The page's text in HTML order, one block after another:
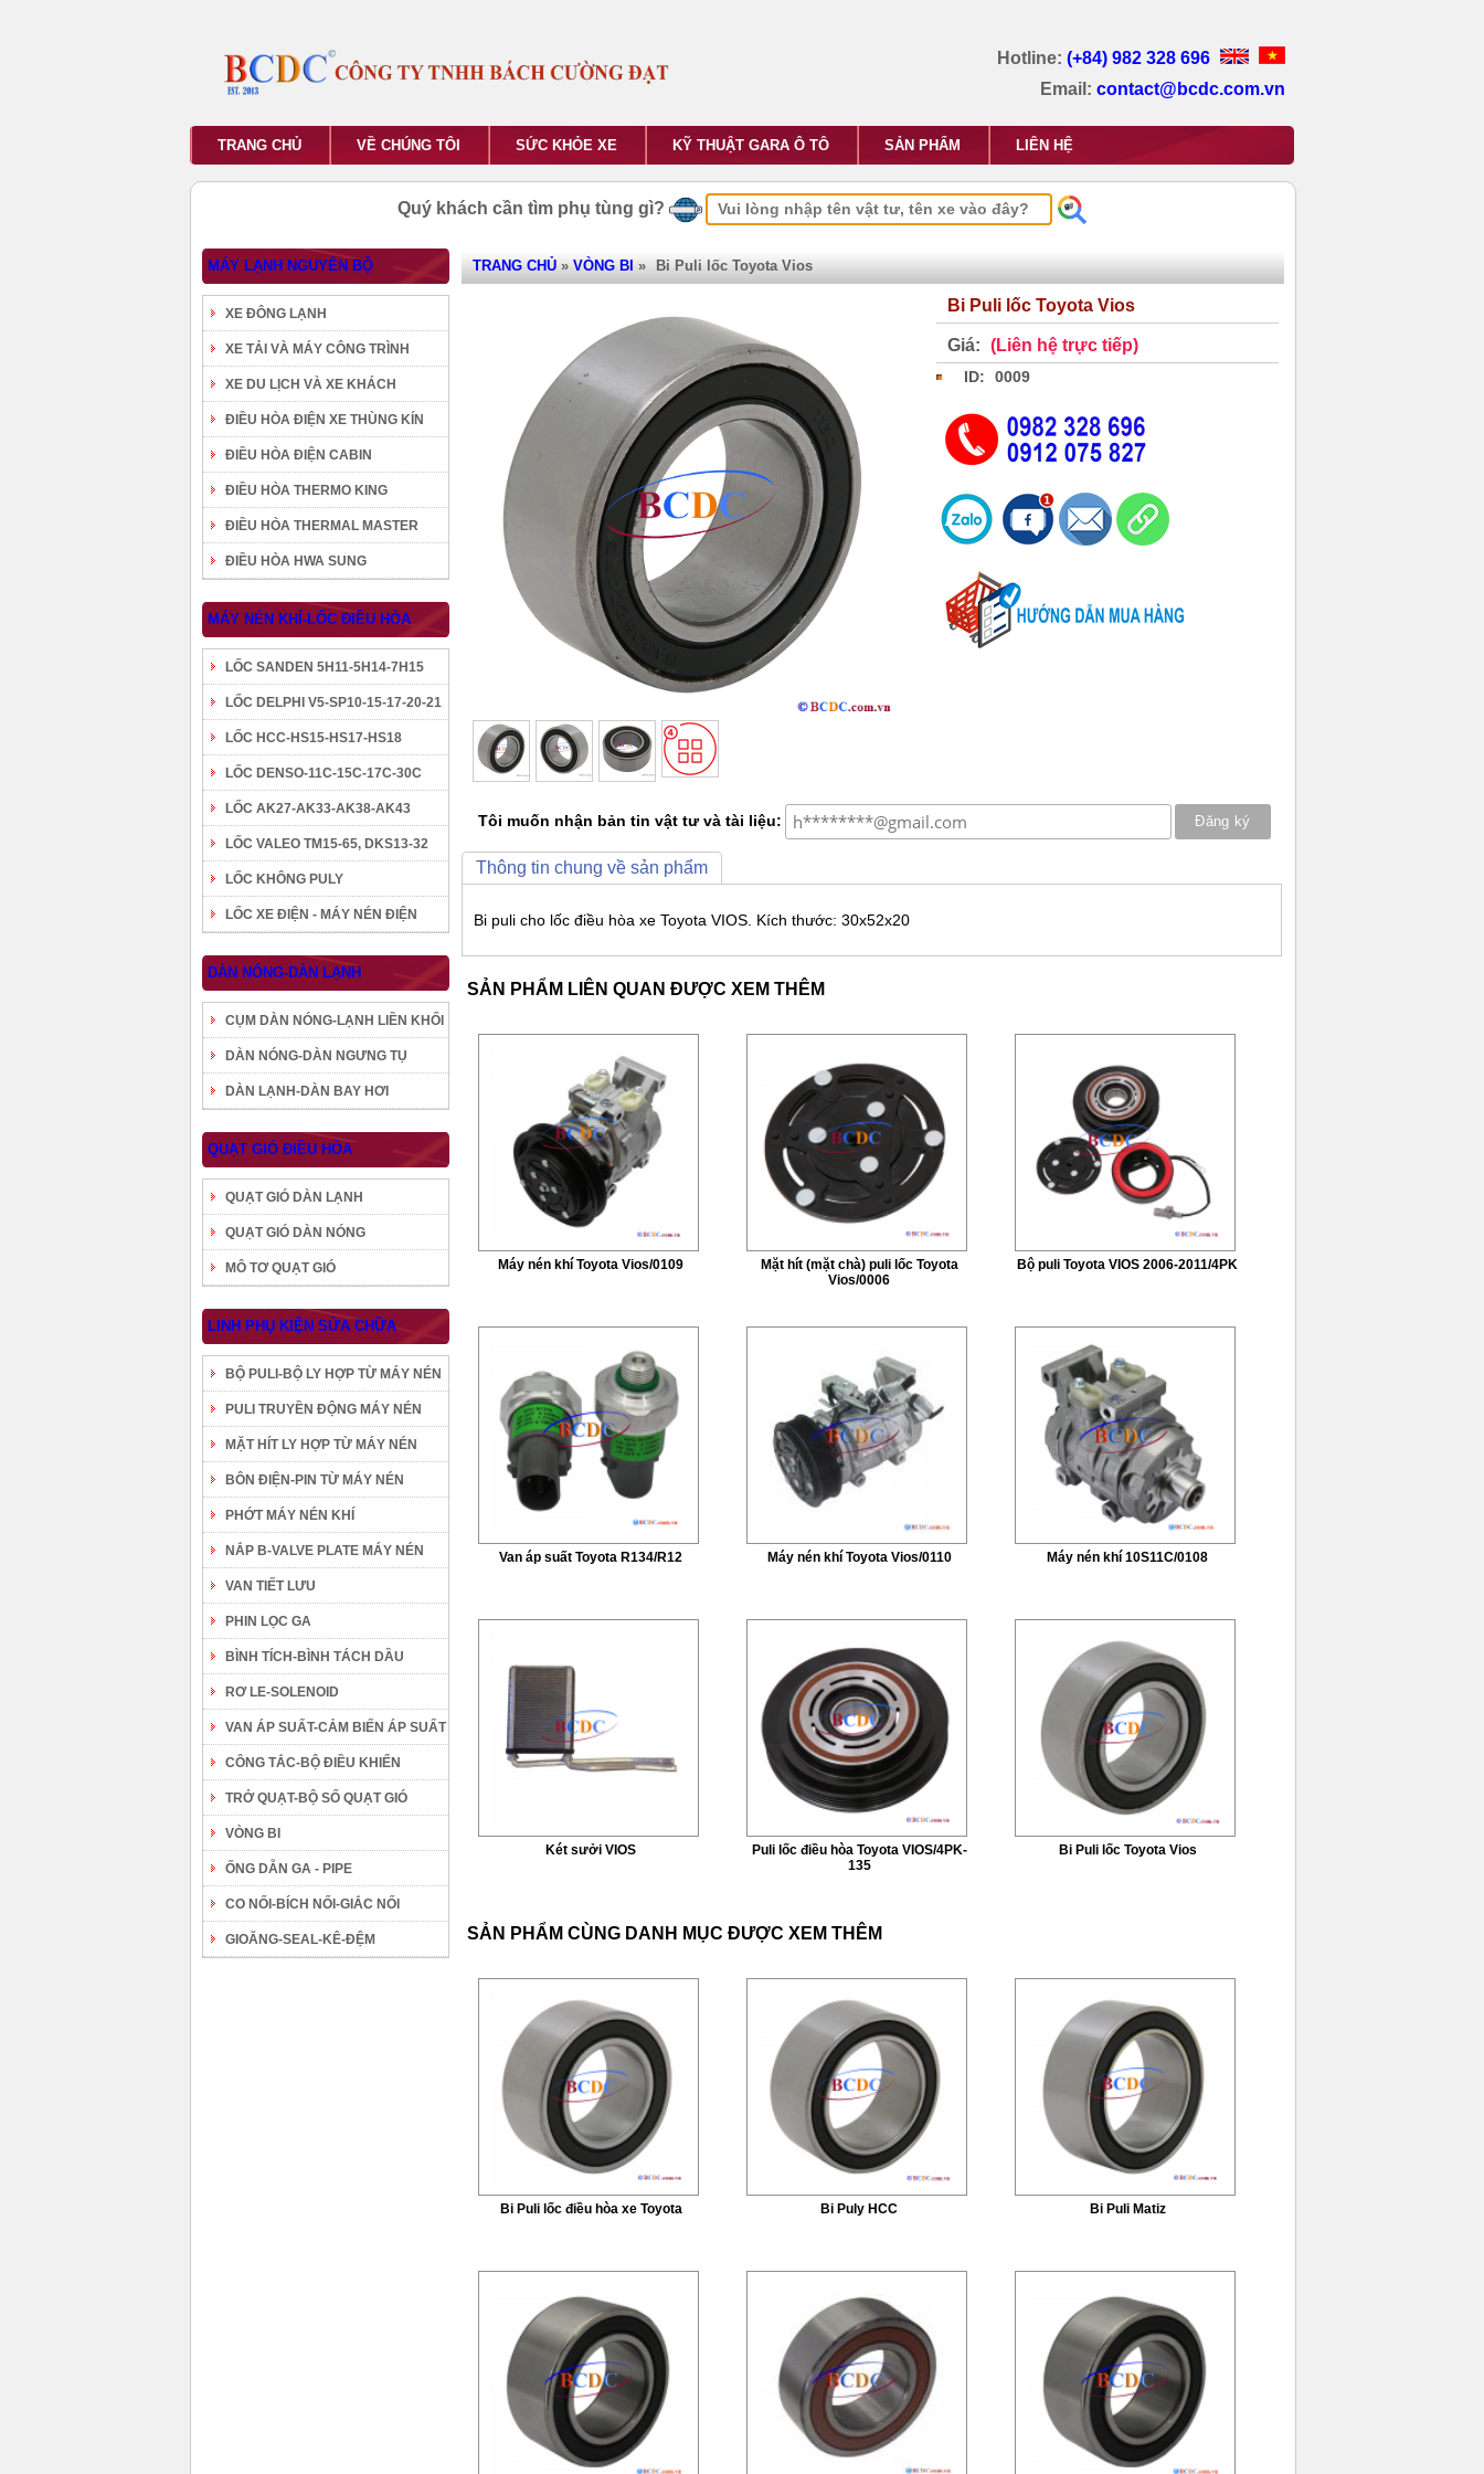
Hotline: (+84) 982 328 696
Email: contact@bcdc.com.vn
TRANG CHỦ VỀ CHÚNG TÔI SỨC KHỎE XE KỸ THUẬT GARA Ô TÔ SẢN PHẨM LIÊN HỆ
Quý khách cần tìm phụ tùng gì?
MÁY LẠNH NGUYÊN BỘ
XE ĐÔNG LẠNH
XE TẢI VÀ MÁY CÔNG TRÌNH
XE DU LỊCH VÀ XE KHÁCH
ĐIỀU HÒA ĐIỆN XE THÙNG KÍN
ĐIỀU HÒA ĐIỆN CABIN
ĐIỀU HÒA THERMO KING
ĐIỀU HÒA THERMAL MASTER
ĐIỀU HÒA HWA SUNG
MÁY NÉN KHÍ-LỐC ĐIỀU HÒA
LỐC SANDEN 5H11-5H14-7H15
LỐC DELPHI V5-SP10-15-17-20-21
LỐC HCC-HS15-HS17-HS18
LỐC DENSO-11C-15C-17C-30C
LỐC AK27-AK33-AK38-AK43
LỐC VALEO TM15-65, DKS13-32
LỐC KHÔNG PULY
LỐC XE ĐIỆN - MÁY NÉN ĐIỆN
DÀN NÓNG-DÀN LẠNH
CỤM DÀN NÓNG-LẠNH LIỀN KHỐI
DÀN NÓNG-DÀN NGƯNG TỤ
DÀN LẠNH-DÀN BAY HƠI
QUẠT GIÓ ĐIỀU HÒA
QUẠT GIÓ DÀN LẠNH
QUẠT GIÓ DÀN NÓNG
MÔ TƠ QUẠT GIÓ
LINH PHỤ KIỆN SỬA CHỮA
BỘ PULI-BỘ LY HỢP TỪ MÁY NÉN
PULI TRUYỀN ĐỘNG MÁY NÉN
MẶT HÍT LY HỢP TỪ MÁY NÉN
BÔN ĐIỆN-PIN TỪ MÁY NÉN
PHỚT MÁY NÉN KHÍ
NẮP B-VALVE PLATE MÁY NÉN
VAN TIẾT LƯU
PHIN LỌC GA
BÌNH TÍCH-BÌNH TÁCH DẦU
RƠ LE-SOLENOID
VAN ÁP SUẤT-CẢM BIẾN ÁP SUẤT
CÔNG TẮC-BỘ ĐIỀU KHIỂN
TRỞ QUẠT-BỘ SỐ QUẠT GIÓ
VÒNG BI
ỐNG DẪN GA - PIPE
CO NỐI-BÍCH NỐI-GIẮC NỐI
GIOĂNG-SEAL-KÊ-ĐỆM
TRANG CHỦ » VÒNG BI » Bi Puli lốc Toyota Vios
Bi Puli lốc Toyota Vios
Giá: (Liên hệ trực tiếp)
ID: 0009
Tôi muốn nhận bản tin vật tư và tài liệu:
Thông tin chung về sản phẩm
Bi puli cho lốc điều hòa xe Toyota VIOS. Kích thước: 30x52x20
SẢN PHẨM LIÊN QUAN ĐƯỢC XEM THÊM
Máy nén khí Toyota Vios/0109
Mặt hít (mặt chà) puli lốc Toyota
Vios/0006
Bộ puli Toyota VIOS 2006-2011/4PK
Van áp suất Toyota R134/R12 Máy nén khí Toyota Vios/0110 Máy nén khí 10S11C/0108
Két sưởi VIOS
Puli lốc điều hòa Toyota VIOS/4PK-
135
Bi Puli lốc Toyota Vios
SẢN PHẨM CÙNG DANH MỤC ĐƯỢC XEM THÊM
Bi Puli lốc điều hòa xe Toyota Bi Puly HCC Bi Puli Matiz